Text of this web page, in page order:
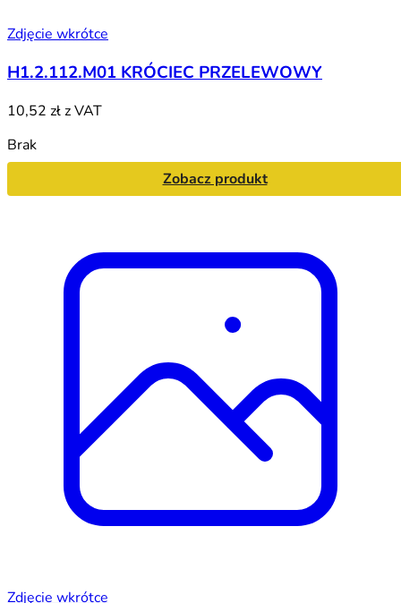
Zdjęcie wkrótce
H1.2.112.M01 KRÓCIEC PRZELEWOWY
10,52 złz VAT
Brak
Zobacz produkt
Zdjęcie wkrótce